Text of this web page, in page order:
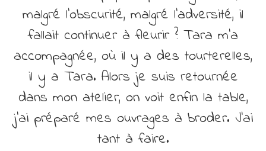
malgré l’obscurité, malgré l’adversité, il
fallait continuer à fleurir ? Tara m’a
accompagnée, où il y a des tourterelles,
il y a Tara. Alors je suis retournée
dans mon atelier, on voit enfin la table,
j’ai préparé mes ouvrages à broder. J’ai
tant à faire.